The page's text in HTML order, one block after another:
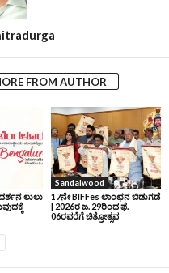
FROM AUTHOR
ಲುಲು
Sandalwood
17ನೇ BIFFes ಲಾಂಛನ ಬಿಡುಗಡೆ
| 2026ರ ಜ. 29ರಿಂದ ಫೆ.
06ರವರೆಗೆ ಚಿತ್ರೋತ್ಸವ